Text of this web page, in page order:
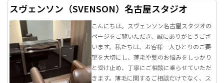
スヴェンソン（SVENSON）名古屋スタジオ
こんにちは。スヴェンソン名古屋スタジオの
ページをご覧いただき、誠にありがとうござ
います。私たちは、お客様一人ひとりのご要
望を大切にし、薄毛や髪のお悩みをしっかり
と受け止め、丁寧にご相談に乗らせていただ
きます。薄毛に関するご相談だけでなく、ス